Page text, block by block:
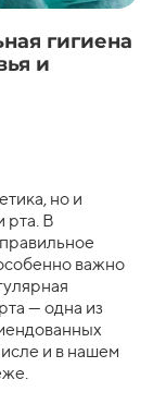
гигиена
и
но и
рта. В
важно
— одна из
и в нашем